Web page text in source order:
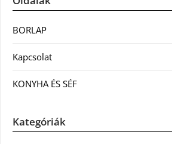
BORLAP
Kapcsolat
KONYHA ÉS SÉF
Kategóriák